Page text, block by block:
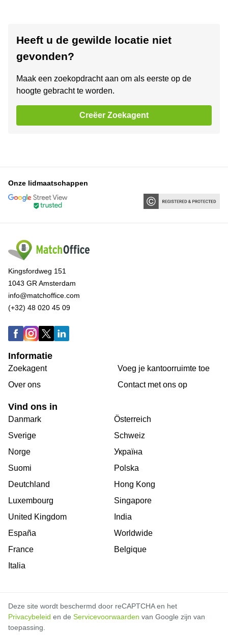
Heeft u de gewilde locatie niet
gevonden?
Maak een zoekopdracht aan om als eerste op de
hoogte gebracht te worden.
Creëer Zoekagent
Onze lidmaatschappen
Kingsfordweg 151
1043 GR Amsterdam
info@matchoffice.com
(+32) 48 020 45 09
Informatie
Zoekagent
Over ons
Voeg je kantoorruimte toe
Сontact met ons op
Vind ons in
Danmark
Sverige
Norge
Suomi
Deutchland
Luxembourg
United Kingdom
España
France
Italia
Österreich
Schweiz
Україна
Polska
Hong Kong
Singapore
India
Worldwide
Belgique
Deze site wordt beschermd door reCAPTCHA en het
Privacybeleid en de Servicevoorwaarden van Google zijn van
toepassing.